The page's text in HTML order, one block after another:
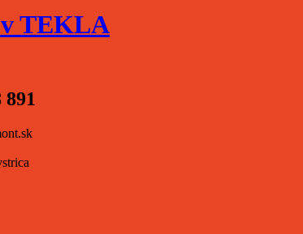
TEKLA
891